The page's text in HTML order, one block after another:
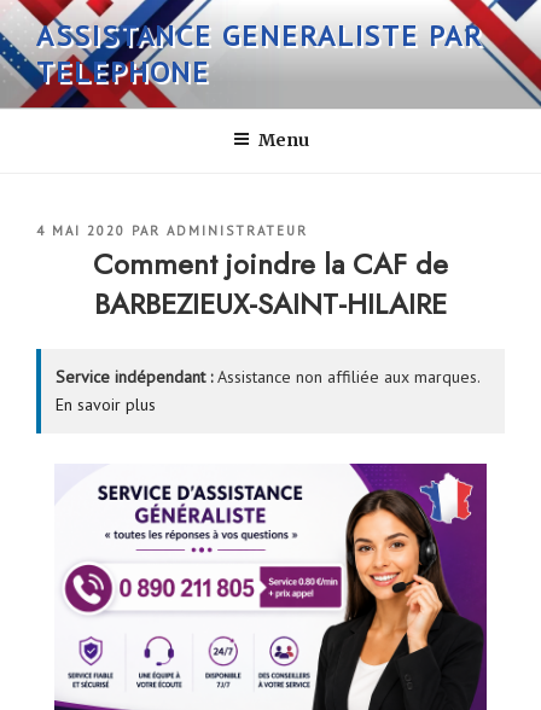
Aller
au
contenu
principal
ASSISTANCE GENERALISTE PAR
TELEPHONE
Menu
PUBLIÉ
4 MAI 2020 PAR ADMINISTRATEUR
Comment joindre la CAF de
BARBEZIEUX-SAINT-HILAIRE
Service indépendant :Assistance non affiliée aux marques.
En savoir plus